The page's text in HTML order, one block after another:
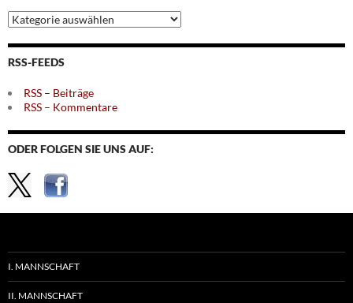
Archiv
nach
Themen
RSS-FEEDS
RSS – Beiträge
RSS – Kommentare
ODER FOLGEN SIE UNS AUF:
I. MANNSCHAFT
II. MANNSCHAFT